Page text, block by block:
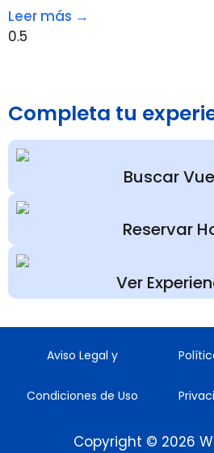
Leer más →
Completa tu
Buscar
Reservar
Ver
Aviso Legal y
Condiciones de Uso
Copyright © 2026